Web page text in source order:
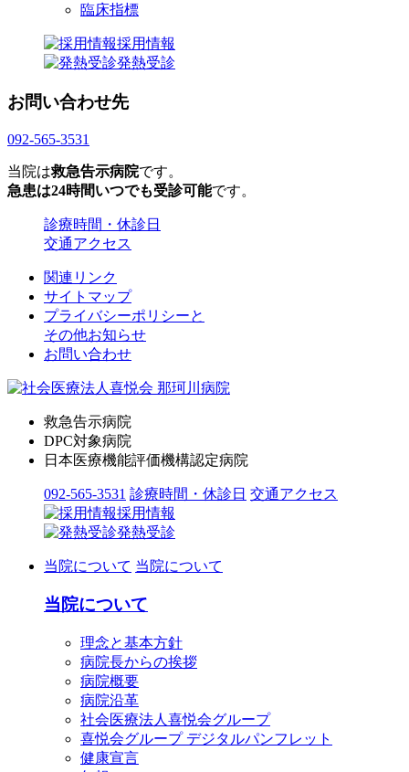
臨床指標
採用情報
発熱受診
お問い合わせ先
092-565-3531
当院は救急告示病院です。
急患は24時間いつでも受診可能です。
診療時間・休診日
交通アクセス
関連リンク
サイトマップ
プライバシーポリシーと
その他お知らせ
お問い合わせ
救急告示病院
DPC対象病院
日本医療機能評価機構認定病院
092-565-3531 診療時間・休診日 交通アクセス
採用情報
発熱受診
当院について 当院について
当院について
理念と基本方針
病院長からの挨拶
病院概要
病院沿革
社会医療法人喜悦会グループ
喜悦会グループ デジタルパンフレット
健康宣言